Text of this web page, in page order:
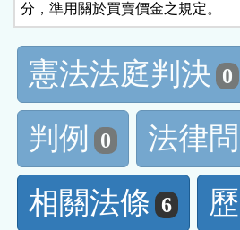
分，準用關於買賣價金之規定。
憲法法庭判決 0
判例
0 法律
相關法條 6